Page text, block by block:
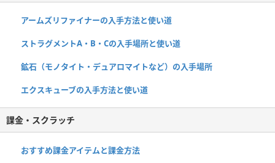
アームズリファイナーの入手方法と使い道
ストラグメントA・B・Cの入手場所と使い道
鉱石（モノタイト・デュアロマイトなど）の入手場所
エクスキューブの入手方法と使い道
課金・スクラッチ
おすすめ課金アイテムと課金方法